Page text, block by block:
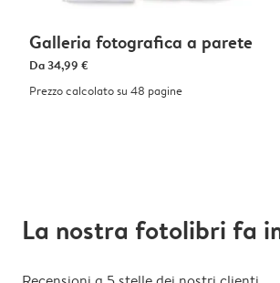
Galleria fotografica a parete
Da34,99 €
Prezzo calcolato su 48 pagine
La nostra fotolibri fa